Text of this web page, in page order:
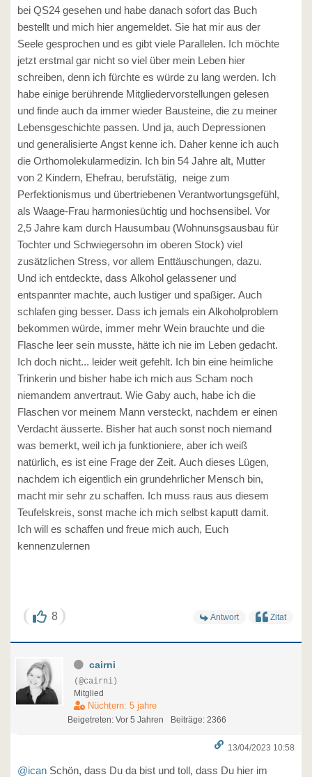
bei QS24 gesehen und habe danach sofort das Buch
bestellt und mich hier angemeldet. Sie hat mir aus der
Seele gesprochen und es gibt viele Parallelen. Ich möchte
jetzt erstmal gar nicht so viel über mein Leben hier
schreiben, denn ich fürchte es würde zu lang werden. Ich
habe einige berührende Mitgliedervorstellungen gelesen
und finde auch da immer wieder Bausteine, die zu meiner
Lebensgeschichte passen. Und ja, auch Depressionen
und generalisierte Angst kenne ich. Daher kenne ich auch
die Orthomolekularmedizin. Ich bin 54 Jahre alt, Mutter
von 2 Kindern, Ehefrau, berufstätig, neige zum
Perfektionismus und übertriebenen Verantwortungsgefühl,
als Waage-Frau harmoniesüchtig und hochsensibel. Vor
2,5 Jahre kam durch Hausumbau (Wohnunsgsausbau für
Tochter und Schwiegersohn im oberen Stock) viel
zusätzlichen Stress, vor allem Enttäuschungen, dazu.
Und ich entdeckte, dass Alkohol gelassener und
entspannter machte, auch lustiger und spaßiger. Auch
schlafen ging besser. Dass ich jemals ein Alkoholproblem
bekommen würde, immer mehr Wein brauchte und die
Flasche leer sein musste, hätte ich nie im Leben gedacht.
Ich doch nicht... leider weit gefehlt. Ich bin eine heimliche
Trinkerin und bisher habe ich mich aus Scham noch
niemandem anvertraut. Wie Gaby auch, habe ich die
Flaschen vor meinem Mann versteckt, nachdem er einen
Verdacht äusserte. Bisher hat auch sonst noch niemand
was bemerkt, weil ich ja funktioniere, aber ich weiß
natürlich, es ist eine Frage der Zeit. Auch dieses Lügen,
nachdem ich eigentlich ein grundehrlicher Mensch bin,
macht mir sehr zu schaffen. Ich muss raus aus diesem
Teufelskreis, sonst mache ich mich selbst kaputt damit.
Ich will es schaffen und freue mich auch, Euch
kennenzulernen
8 Antwort Zitat
cairni
(@cairni)
Mitglied
Nüchtern: 5 jahre
Beigetreten: Vor 5 Jahren Beiträge: 2366
13/04/2023 10:58
@ican Schön, dass Du da bist und toll, dass Du hier im